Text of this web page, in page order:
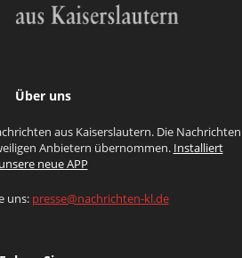
Über uns
aus Kaiserslautern. Die Nachrichten
Anbietern übernommen. Installiert
unsere neue APP
uns: presse@nachrichten-kl.de